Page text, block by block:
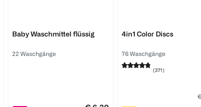
Baby Waschmittel flüssig
22 Waschgänge
4in1 Color Discs
76 Waschgänge
(371)